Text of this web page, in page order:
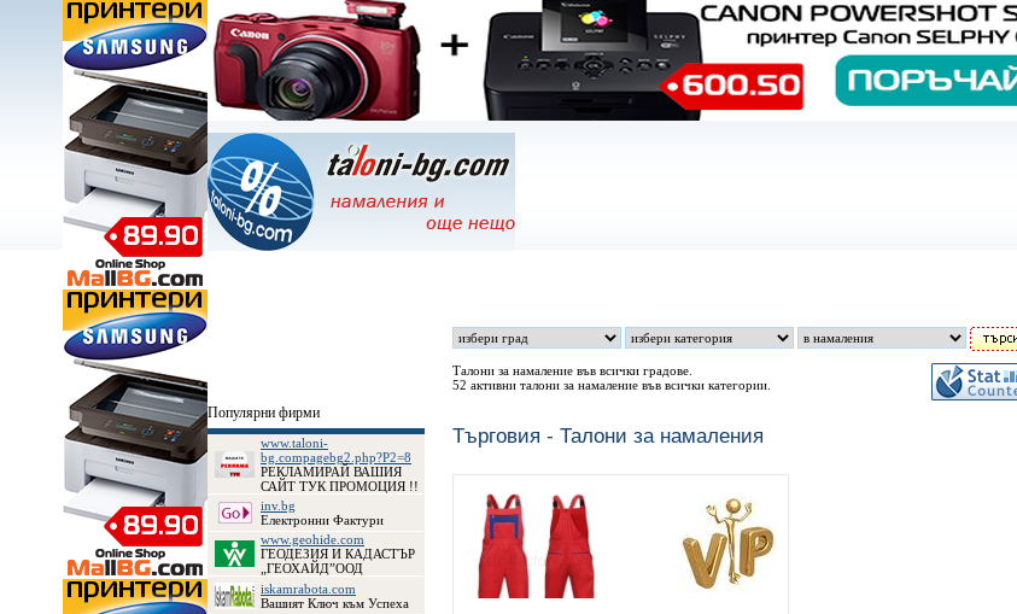
Популярни фирми
www.taloni-
bg.compagebg2.php?P2=8
РЕКЛАМИРАЙ ВАШИЯ
САЙТ ТУК ПРОМОЦИЯ !!
inv.bg
Електронни Фактури
www.geohide.com
ГЕОДЕЗИЯ И КАДАСТЪР
„ГЕОХАЙД”ООД
iskamrabota.com
Вашият Ключ към Успеха
Талони за намаление във всички градове.
52 активни талони за намаление във всички категории.
Търговия - Талони за намаления